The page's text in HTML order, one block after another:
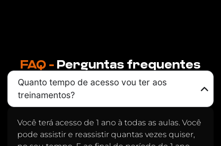
FAQ - Perguntas frequentes
Quanto tempo de acesso vou ter aos
treinamentos?
Você terá acesso de 1 ano à todas as aulas. Você
pode assistir e reassistir quantas vezes quiser,